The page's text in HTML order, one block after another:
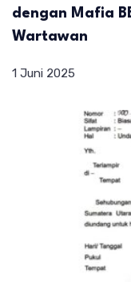
dengan Mafia
Wartawan
1 Juni 2025